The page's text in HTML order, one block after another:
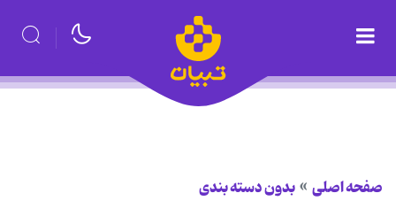
صفحه اصلی بدون دسته بندی